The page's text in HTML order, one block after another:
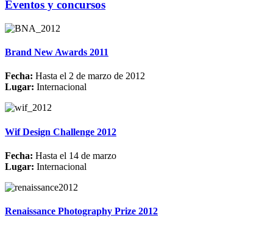
Eventos y concursos
Brand New Awards 2011
Fecha: Hasta el 2 de marzo de 2012
Lugar: Internacional
Wif Design Challenge 2012
Fecha: Hasta el 14 de marzo
Lugar: Internacional
Renaissance Photography Prize 2012